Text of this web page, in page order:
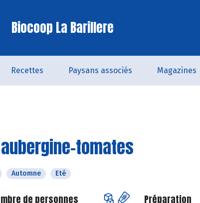
Biocoop La Barillere
Recettes Paysans associés Magazines
tomates
Automne Eté
de personnes Préparation